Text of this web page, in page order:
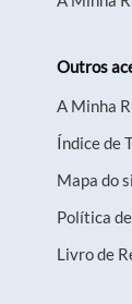
Outros
A Minha
Índice de
Mapa do
Política
Livro de